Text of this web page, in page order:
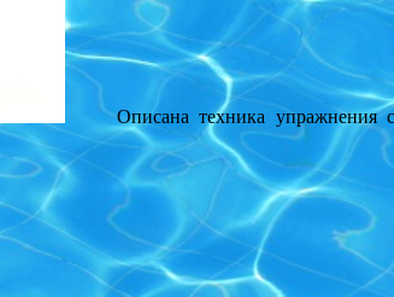
Описана техника упражнения с